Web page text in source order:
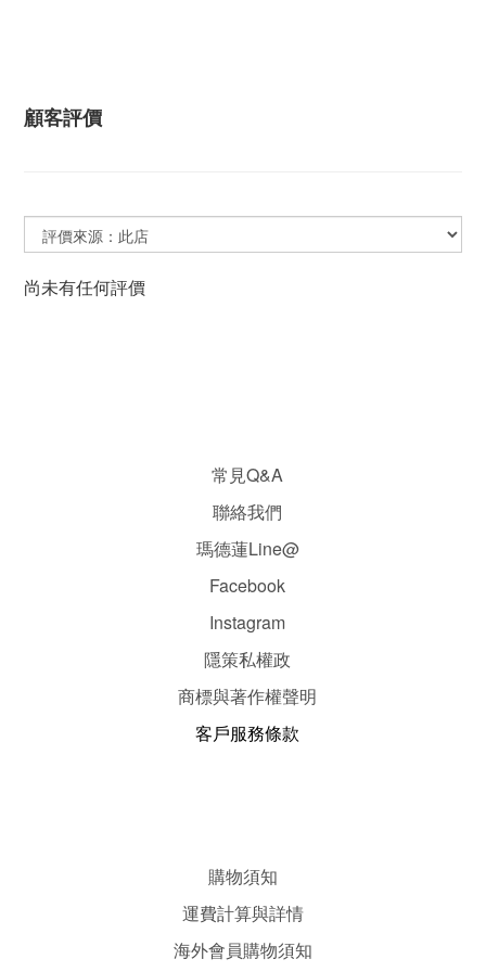
顧客評價
尚未有任何評價
常見Q&A
聯絡我們
瑪德蓮Line@
Facebook
Instagram
隱策私權政
商標與著作權聲明
客戶服務條款
購物須知
運費計算與詳情
海外會員購物須知